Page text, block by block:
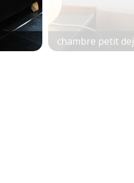
chambre petit dej